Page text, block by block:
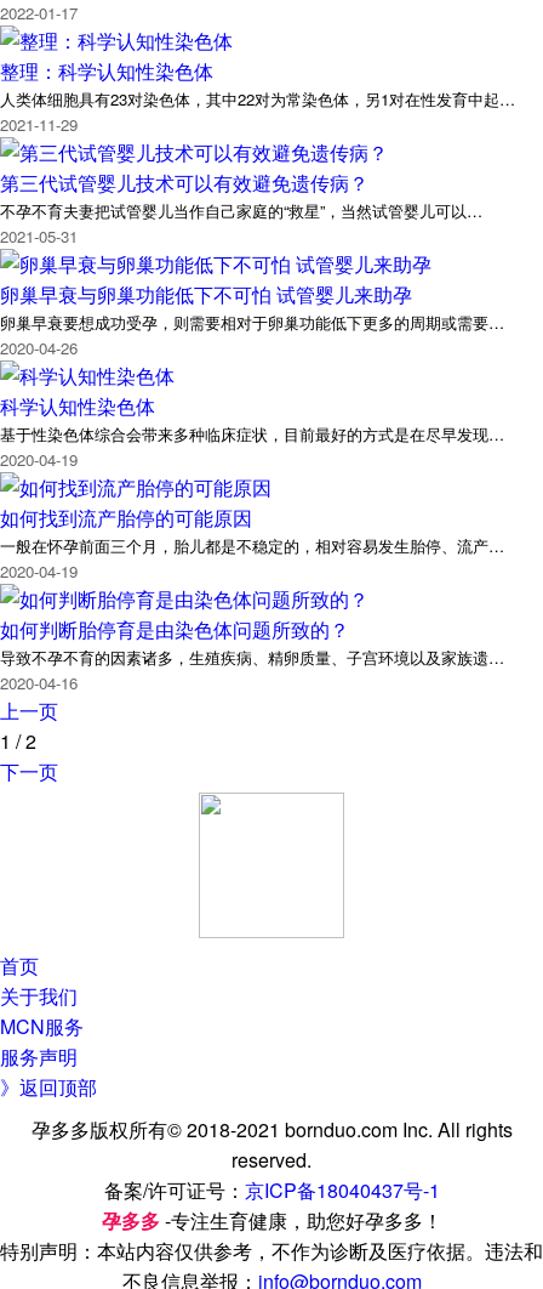
2022-01-17
整理：科学认知性染色体
人类体细胞具有23对染色体，其中22对为常染色体，另1对在性发育中起…
2021-11-29
第三代试管婴儿技术可以有效避免遗传病？
不孕不育夫妻把试管婴儿当作自己家庭的“救星”，当然试管婴儿可以…
2021-05-31
卵巢早衰与卵巢功能低下不可怕 试管婴儿来助孕
卵巢早衰要想成功受孕，则需要相对于卵巢功能低下更多的周期或需要…
2020-04-26
科学认知性染色体
基于性染色体综合会带来多种临床症状，目前最好的方式是在尽早发现…
2020-04-19
如何找到流产胎停的可能原因
一般在怀孕前面三个月，胎儿都是不稳定的，相对容易发生胎停、流产…
2020-04-19
如何判断胎停育是由染色体问题所致的？
导致不孕不育的因素诸多，生殖疾病、精卵质量、子宫环境以及家族遗…
2020-04-16
上一页
1 /2
下一页
首页
关于我们
MCN服务
服务声明
》返回顶部
孕多多版权所有© 2018-2021 bornduo.com Inc. All rights
reserved.
备案/许可证号： 京ICP备18040437号-1
孕多多-专注生育健康，助您好孕多多！
特别声明：本站内容仅供参考，不作为诊断及医疗依据。违法和
不良信息举报： info@bornduo.com